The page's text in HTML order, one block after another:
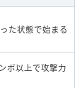
た状態で始まる
ボ以上で攻撃力